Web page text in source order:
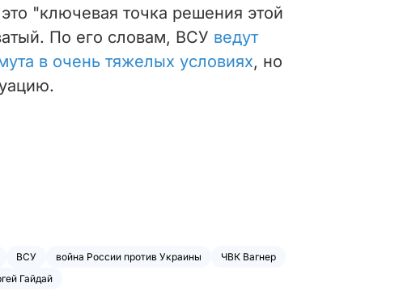
"ключевая точка решения этой
По его словам, ВСУ ведут
в очень тяжелых условиях, но
ВСУ война России против Украины
ЧВК Вагнер
Гайдай